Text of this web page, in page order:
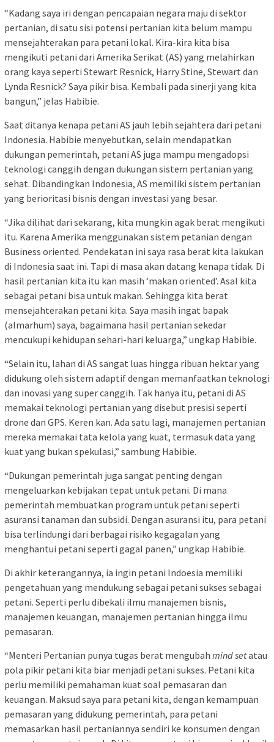
“Kadang saya iri dengan pencapaian negara maju di sektor
pertanian, di satu sisi potensi pertanian kita belum mampu
mensejahterakan para petani lokal. Kira-kira kita bisa
mengikuti petani dari Amerika Serikat (AS) yang melahirkan
orang kaya seperti Stewart Resnick, Harry Stine, Stewart dan
Lynda Resnick? Saya pikir bisa. Kembali pada sinerji yang kita
bangun,” jelas Habibie.
Saat ditanya kenapa petani AS jauh lebih sejahtera dari petani
Indonesia. Habibie menyebutkan, selain mendapatkan
dukungan pemerintah, petani AS juga mampu mengadopsi
teknologi canggih dengan dukungan sistem pertanian yang
sehat. Dibandingkan Indonesia, AS memiliki sistem pertanian
yang berioritasi bisnis dengan investasi yang besar.
“Jika dilihat dari sekarang, kita mungkin agak berat mengikuti
itu. Karena Amerika menggunakan sistem petanian dengan
Business oriented. Pendekatan ini saya rasa berat kita lakukan
di Indonesia saat ini. Tapi di masa akan datang kenapa tidak. Di
hasil pertanian kita itu kan masih ‘makan oriented’. Asal kita
sebagai petani bisa untuk makan. Sehingga kita berat
mensejahterakan petani kita. Saya masih ingat bapak
(almarhum) saya, bagaimana hasil pertanian sekedar
mencukupi kehidupan sehari-hari keluarga,” ungkap Habibie.
“Selain itu, lahan di AS sangat luas hingga ribuan hektar yang
didukung oleh sistem adaptif dengan memanfaatkan teknologi
dan inovasi yang super canggih. Tak hanya itu, petani di AS
memakai teknologi pertanian yang disebut presisi seperti
drone dan GPS. Keren kan. Ada satu lagi, manajemen pertanian
mereka memakai tata kelola yang kuat, termasuk data yang
kuat yang bukan spekulasi,” sambung Habibie.
“Dukungan pemerintah juga sangat penting dengan
mengeluarkan kebijakan tepat untuk petani. Di mana
pemerintah membuatkan program untuk petani seperti
asuransi tanaman dan subsidi. Dengan asuransi itu, para petani
bisa terlindungi dari berbagai risiko kegagalan yang
menghantui petani seperti gagal panen,” ungkap Habibie.
Di akhir keterangannya, ia ingin petani Indoesia memiliki
pengetahuan yang mendukung sebagai petani sukses sebagai
petani. Seperti perlu dibekali ilmu manajemen bisnis,
manajemen keuangan, manajemen pertanian hingga ilmu
pemasaran.
“Menteri Pertanian punya tugas berat mengubah mind setatau
pola pikir petani kita biar menjadi petani sukses. Petani kita
perlu memiliki pemahaman kuat soal pemasaran dan
keuangan. Maksud saya para petani kita, dengan kemampuan
pemasaran yang didukung pemerintah, para petani
memasarkan hasil pertaniannya sendiri ke konsumen dengan